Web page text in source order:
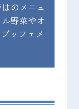
のメニュ
野菜やオ
ッフェメ